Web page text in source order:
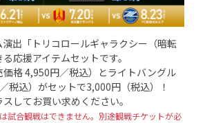
出「トリコロールギャラクシー（暗転
応援アイテムセットです。
格 4,950円／税込）とライトバングル
税込）がセットで3,000円（税込）！
してお買い求めください。
試合観戦はできません。別途観戦チケットが必